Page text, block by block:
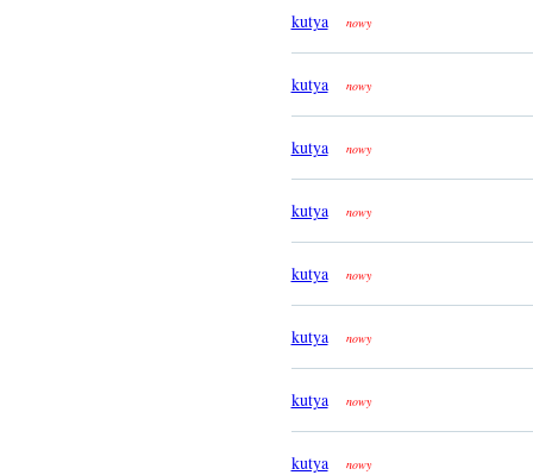
kutya nowy
kutya nowy
kutya nowy
kutya nowy
kutya nowy
kutya nowy
kutya nowy
kutya nowy